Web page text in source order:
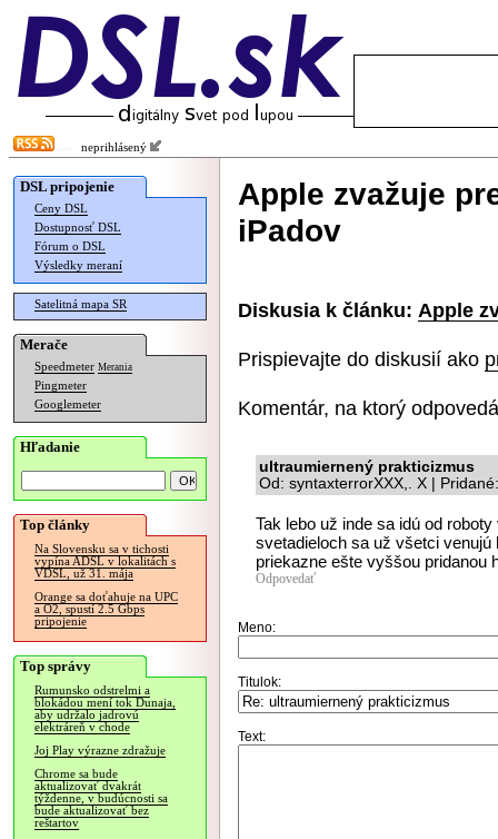
neprihlásený
DSL pripojenie
Ceny DSL
Dostupnosť DSL
Fórum o DSL
Výsledky meraní
Satelitná mapa SR
Merače
Speedmeter Merania
Pingmeter
Googlemeter
Hľadanie
Top články
Na Slovensku sa v tichosti
vypína ADSL v lokalitách s
VDSL, už 31. mája
Orange sa doťahuje na UPC
a O2, spustí 2.5 Gbps
pripojenie
Top správy
Rumunsko odstrelmi a
blokádou mení tok Dunaja,
aby udržalo jadrovú
elektráreň v chode
Joj Play výrazne zdražuje
Chrome sa bude
aktualizovať dvakrát
týždenne, v budúcnosti sa
bude aktualizovať bez
reštartov
Apple zvažuje
iPadov
Diskusia k článku: Apple
Prispievajte do diskusií ako
Komentár, na ktorý
ultraumiernený prakticizmus
Od: syntaxterrorXXX,. X |
Tak lebo už inde sa idú od
svetadieloch sa už všetci
priekazne ešte vyššou pridanou
Odpovedať
Meno:
Titulok:
Text: